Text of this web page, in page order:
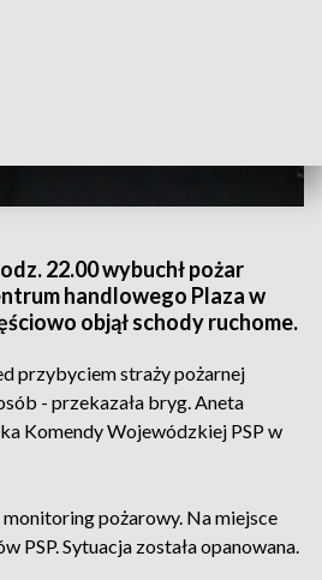
22.00 wybuchł pożar
handlowego Plaza w
objął schody ruchome.
przybyciem straży pożarnej
- przekazała bryg. Aneta
Komendy Wojewódzkiej PSP w
pożarowy. Na miejsce
PSP. Sytuacja została opanowana.